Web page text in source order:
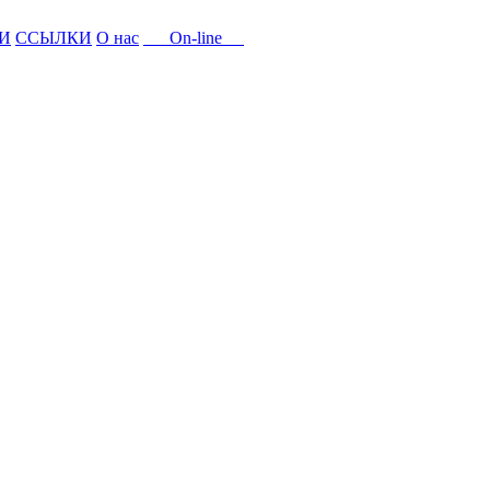
ССЫЛКИ О нас On-line